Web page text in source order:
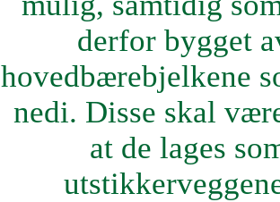
derfor bygget
hovedbærebjelkene
nedi. Disse skal
at de lages